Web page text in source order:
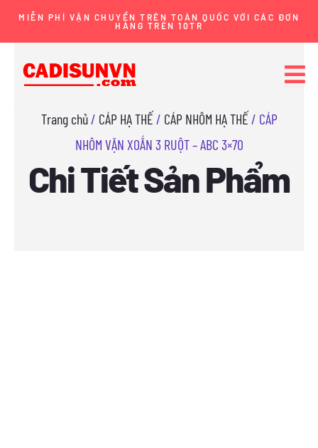
Nhảy
MIỄN PHÍ VẬN CHUYỂN TRÊN TOÀN QUỐC VỚI CÁC ĐƠN
HÀNG TRÊN 10TR
Trang chủ/ CÁP HẠ THẾ / CÁP NHÔM HẠ THẾ / CÁP
NHÔM VẶN XOẮN 3 RUỘT – ABC 3×70
Chi Tiết Sản Phẩm